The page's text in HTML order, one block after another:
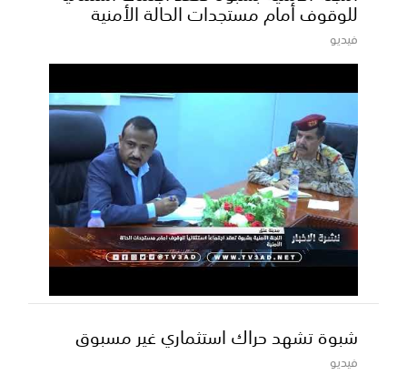
للوقوف أمام مستجدات الحالة الأمنية
فيديو
شبوة تشهد حراك استثماري غير مسبوق
فيديو